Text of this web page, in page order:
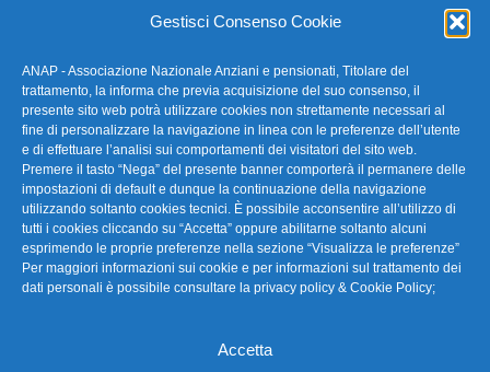
Gestisci Consenso Cookie
ANAP - Associazione Nazionale Anziani e pensionati, Titolare del
trattamento, la informa che previa acquisizione del suo consenso, il
presente sito web potrà utilizzare cookies non strettamente necessari al
fine di personalizzare la navigazione in linea con le preferenze dell’utente
e di effettuare l’analisi sui comportamenti dei visitatori del sito web.
Premere il tasto “Nega” del presente banner comporterà il permanere delle
impostazioni di default e dunque la continuazione della navigazione
utilizzando soltanto cookies tecnici. È possibile acconsentire all’utilizzo di
tutti i cookies cliccando su “Accetta” oppure abilitarne soltanto alcuni
esprimendo le proprie preferenze nella sezione “Visualizza le preferenze”
Per maggiori informazioni sui cookie e per informazioni sul trattamento dei
dati personali è possibile consultare la privacy policy & Cookie Policy;
Accetta
FAQ – Domande Frequenti
La nostra Newsletter
Link Utili
TG Confartigianato
Privacy & Cookie Policy